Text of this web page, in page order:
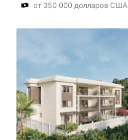
от 350 000 долларов США